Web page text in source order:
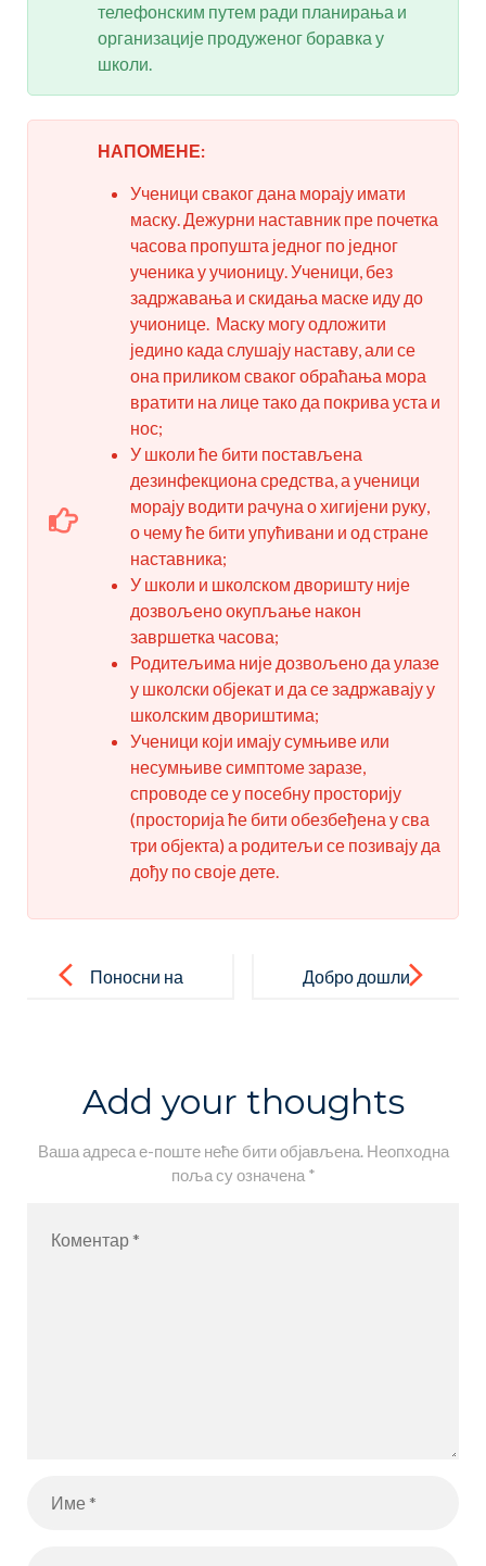
телефонским путем ради планирања и
организације продуженог боравка у
школи.
НАПОМЕНЕ:
Ученици сваког дана морају имати
маску. Дежурни наставник пре почетка
часова пропушта једног по једног
ученика у учионицу. Ученици, без
задржавања и скидања маске иду до
учионице. Маску могу одложити
једино када слушају наставу, али се
она приликом сваког обраћања мора
вратити на лице тако да покрива уста и
нос;
У школи ће бити постављена
дезинфекциона средства, а ученици
морају водити рачуна о хигијени руку,
о чему ће бити упућивани и од стране
наставника;
У школи и школском дворишту није
дозвољено окупљање након
завршетка часова;
Родитељима није дозвољено да улазе
у школски објекат и да се задржавају у
школским двориштима;
Ученици који имају сумњиве или
несумњиве симптоме заразе,
спроводе се у посебну просторију
(просторија ће бити обезбеђена у сва
три објекта) а родитељи се позивају да
дођу по своје дете.
navigationПоносни на
Добро дошли
Add your thoughts
Ваша адреса е-поште неће бити објављена. Неопходна
поља су означена *